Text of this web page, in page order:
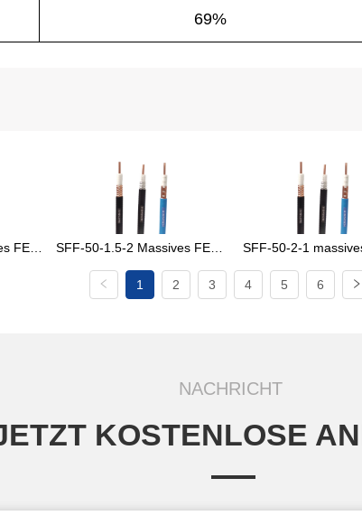
FEP-
SFF-50-1.5-2 Massives FEP-
isoliertes HF-Koaxialkabel
SFF-50-2-1
isoliertes HF-
1 2 3 4 5 6
NACHRICHT
KOSTENLOSE